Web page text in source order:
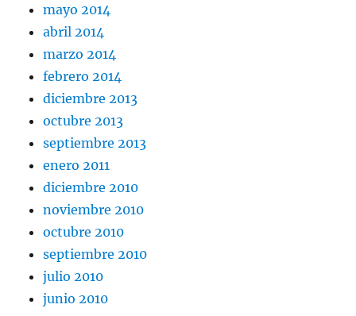
mayo 2014
abril 2014
marzo 2014
febrero 2014
diciembre 2013
octubre 2013
septiembre 2013
enero 2011
diciembre 2010
noviembre 2010
octubre 2010
septiembre 2010
julio 2010
junio 2010